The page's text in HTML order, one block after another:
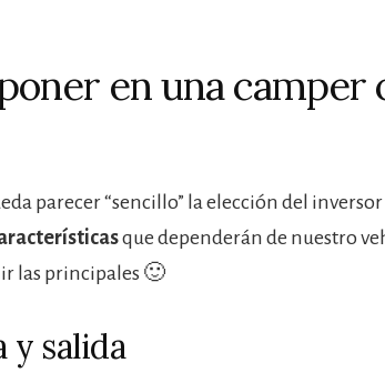
en una camper
parecer “sencillo” la elección del inversor
que dependerán de nuestro
las principales 🙂
y salida